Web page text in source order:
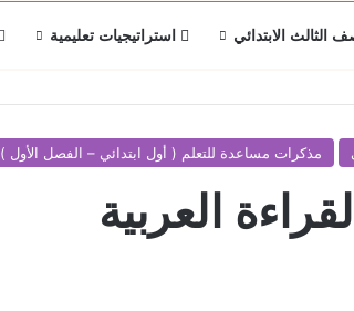
الثالث الابتدائي استراتيجيات تعليمية
مذكرات مساعدة للتعلم ( أول ابتدائي – الفصل الأول )
العربية